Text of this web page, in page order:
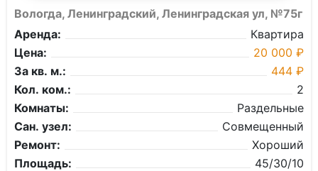
Вологда, Ленинградский, Ленинградская ул, №75г
Аренда:
Квартира
Цена:
20 000 ₽
За кв. м.:
444 ₽
Кол. ком.:
2
Комнаты:
Раздельные
Сан. узел:
Совмещенный
Ремонт:
Хороший
Площадь:
45/30/10